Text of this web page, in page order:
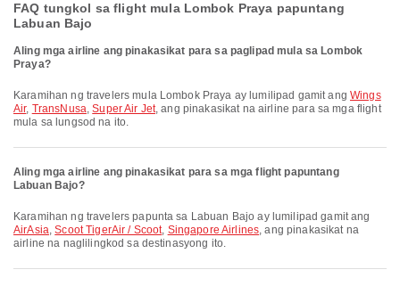
FAQ tungkol sa flight mula Lombok Praya papuntang
Labuan Bajo
Aling mga airline ang pinakasikat para sa paglipad mula sa Lombok
Praya?
Karamihan ng travelers mula Lombok Praya ay lumilipad gamit ang Wings
Air, TransNusa,Super Air Jet, ang pinakasikat na airline para sa mga flight
mula sa lungsod na ito.
Aling mga airline ang pinakasikat para sa mga flight papuntang
Labuan Bajo?
Karamihan ng travelers papunta sa Labuan Bajo ay lumilipad gamit ang
AirAsia,Scoot TigerAir / Scoot, Singapore Airlines, ang pinakasikat na
airline na naglilingkod sa destinasyong ito.